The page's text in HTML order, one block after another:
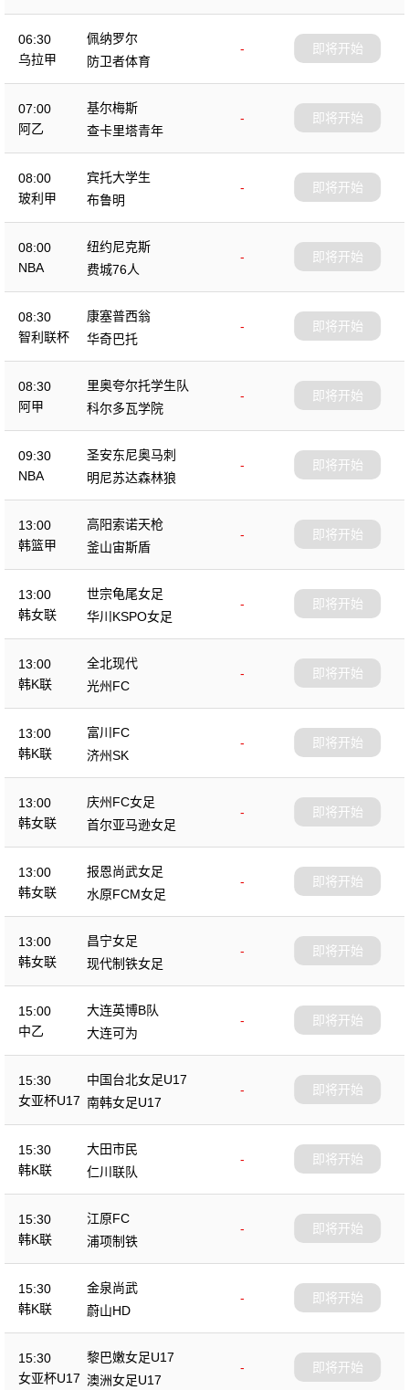
06:30
乌拉甲
佩纳罗尔
-
防卫者体育
即将开始
07:00
阿乙
基尔梅斯
-
查卡里塔青年
即将开始
08:00
玻利甲
宾托大学生
-
布鲁明
即将开始
08:00
NBA
纽约尼克斯
-
费城76人
即将开始
08:30
智利联杯
康塞普西翁
-
华奇巴托
即将开始
08:30
阿甲
里奥夸尔托学生队
-
科尔多瓦学院
即将开始
09:30
NBA
圣安东尼奥马刺
-
明尼苏达森林狼
即将开始
13:00
韩篮甲
高阳索诺天枪
-
釜山宙斯盾
即将开始
13:00
韩女联
世宗龟尾女足
-
华川KSPO女足
即将开始
13:00
韩K联
全北现代
-
光州FC
即将开始
13:00
韩K联
富川FC
-
济州SK
即将开始
13:00
韩女联
庆州FC女足
-
首尔亚马逊女足
即将开始
13:00
韩女联
报恩尚武女足
-
水原FCM女足
即将开始
13:00
韩女联
昌宁女足
-
现代制铁女足
即将开始
15:00
中乙
大连英博B队
-
大连可为
即将开始
15:30
女亚杯U17
中国台北女足U17
-
南韩女足U17
即将开始
15:30
韩K联
大田市民
-
仁川联队
即将开始
15:30
韩K联
江原FC
-
浦项制铁
即将开始
15:30
韩K联
金泉尚武
-
蔚山HD
即将开始
15:30
女亚杯U17
黎巴嫩女足U17
-
澳洲女足U17
即将开始